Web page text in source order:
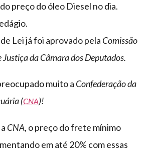
preço do óleo Diesel no dia.
Lei já foi aprovado pela Comissão
da Câmara dos Deputados.
muito a Confederação da
(CNA)!
CNA, o preço do frete mínimo
em até 20% com essas